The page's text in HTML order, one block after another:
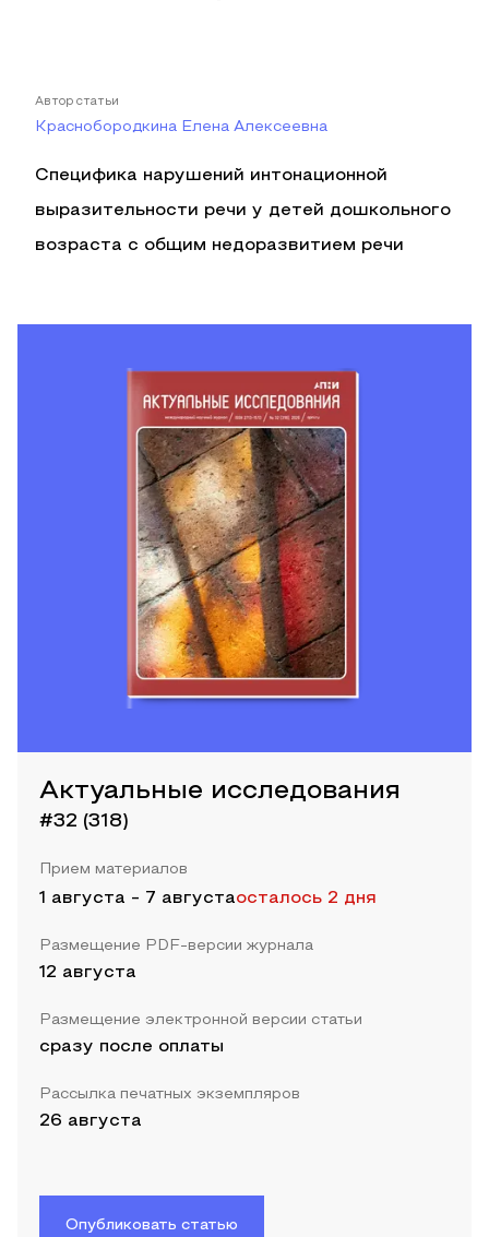
Автор статьи
Краснобородкина Елена Алексеевна
Специфика нарушений интонационной
выразительности речи у детей дошкольного
возраста с общим недоразвитием речи
Актуальные исследования
#32 (318)
Прием материалов
1 августа - 7 августаосталось 2 дня
Размещение PDF-версии журнала
12 августа
Размещение электронной версии статьи
сразу после оплаты
Рассылка печатных экземпляров
26 августа
Опубликовать статью